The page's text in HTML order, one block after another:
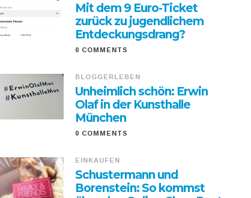
Mit dem 9 Euro-Ticket
zurück zu jugendlichem
Entdeckungsdrang?
0 COMMENTS
BLOGGERLEBEN
Unheimlich schön: Erwin
Olaf in der Kunsthalle
München
0 COMMENTS
EINKAUFEN
Schustermann und
Borenstein: So kommst